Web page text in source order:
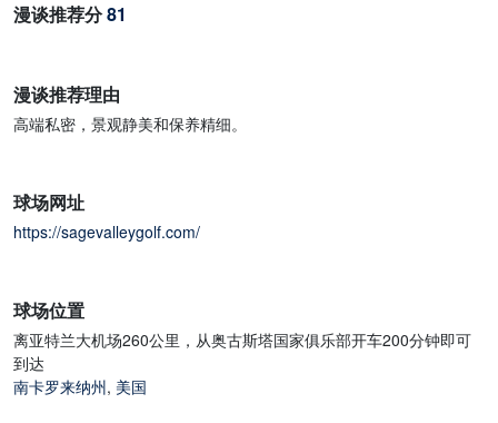
漫谈推荐分81
漫谈推荐理由
高端私密，景观静美和保养精细。
球场网址
https://sagevalleygolf.com/
球场位置
离亚特兰大机场260公里，从奥古斯塔国家俱乐部开车200分钟即可
到达
南卡罗来纳州, 美国